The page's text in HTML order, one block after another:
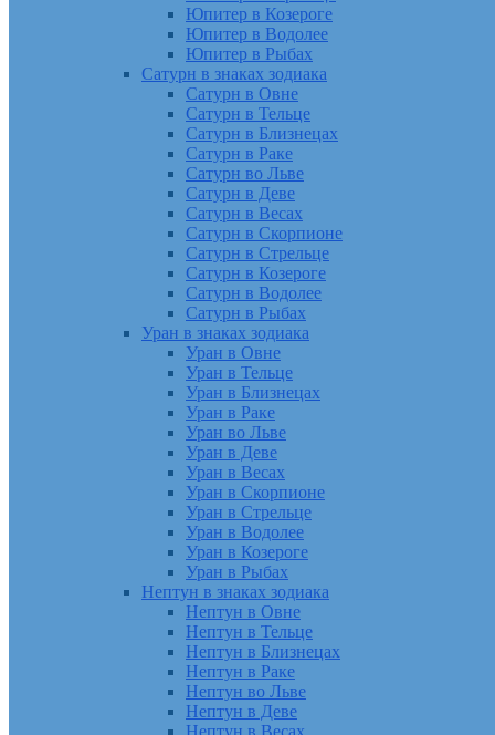
Юпитер в Козероге
Юпитер в Водолее
Юпитер в Рыбах
Сатурн в знаках зодиака
Сатурн в Овне
Сатурн в Тельце
Сатурн в Близнецах
Сатурн в Раке
Сатурн во Льве
Сатурн в Деве
Сатурн в Весах
Сатурн в Скорпионе
Сатурн в Стрельце
Сатурн в Козероге
Сатурн в Водолее
Сатурн в Рыбах
Уран в знаках зодиака
Уран в Овне
Уран в Тельце
Уран в Близнецах
Уран в Раке
Уран во Льве
Уран в Деве
Уран в Весах
Уран в Скорпионе
Уран в Стрельце
Уран в Водолее
Уран в Козероге
Уран в Рыбах
Нептун в знаках зодиака
Нептун в Овне
Нептун в Тельце
Нептун в Близнецах
Нептун в Раке
Нептун во Льве
Нептун в Деве
Нептун в Весах